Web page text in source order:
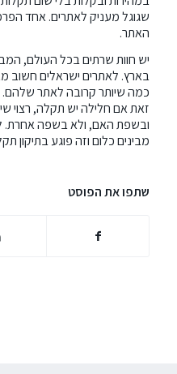
שגוגל מעניק לאתרים. אחד
האתר.
יש חוות שרתים בכל העולם,
בארץ. לאתרים ישראלים חשוב
כמה שיותר קרובה לאתר
זאת אם חלילה יש תקלה, רצוי
ובשפת האם, ולא בשפה אחרת.
מבינים כלום וזה פוגע בתיקון
שתפו את הפוסט